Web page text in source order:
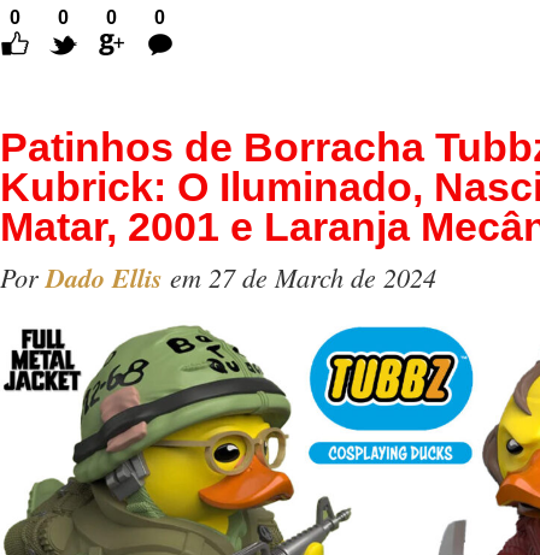
0 0 0
0
Comentários
Patinhos de Borracha
Kubrick: O Iluminado,
Matar, 2001 e Laranja
PorDado Ellis em 27 de March de 2024